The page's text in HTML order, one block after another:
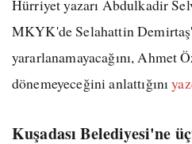
Hürriyet yazarı Abdulkadir
MKYK'de Selahattin
yararlanamayacağını, Ahmet
dönemeyeceğini anlattığını
Kuşadası Belediyesi'ne